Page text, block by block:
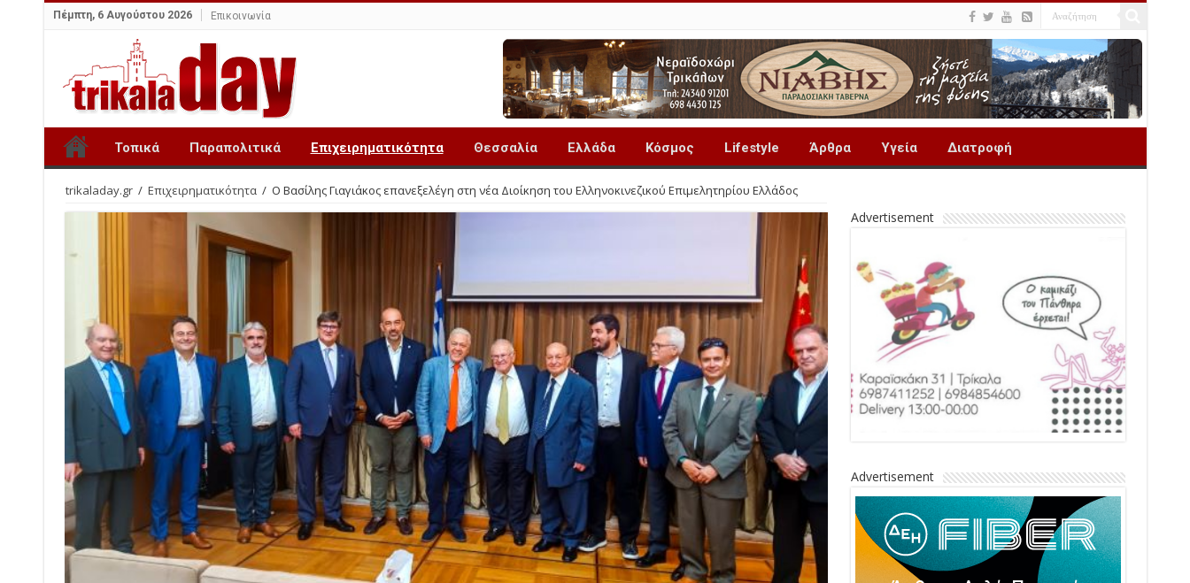
Πέμπτη, 6 Αυγούστου 2026 Επικοινωνία
Τοπικά Παραπολιτικά Επιχειρηματικότητα Θεσσαλία Ελλάδα Κόσμος Lifestyle Άρθρα Υγεία Διατροφή
trikaladay.gr / Επιχειρηματικότητα / Ο Βασίλης Γιαγιάκος επανεξελέγη στη νέα Διοίκηση του Ελληνοκινεζικού Επιμελητηρίου Ελλάδος
Advertisement
Advertisement